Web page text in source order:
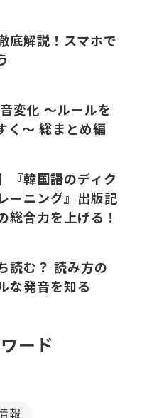
底解説！スマホで
変化 〜ルールを
く〜 総まとめ編
『韓国語のディク
ーニング』出版記
総合力を上げる！
読む？ 読み方の
な発音を知る
ード
報